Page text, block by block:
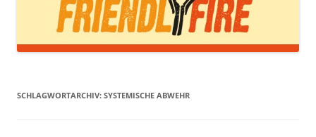
SCHLAGWORTARCHIV: SYSTEMISCHE ABWEHR